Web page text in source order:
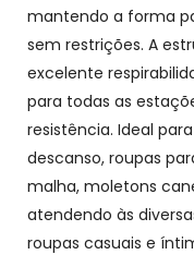
mantendo a forma
sem restrições. A
excelente
para todas as
resistência. Ideal
descanso, roupas
malha, moletons
atendendo às
roupas casuais e